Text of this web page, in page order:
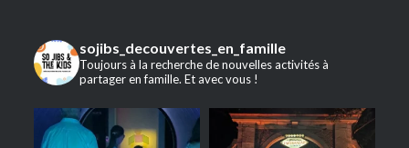
sojibs_decouvertes_en_famille
Toujours à la recherche de nouvelles activités à
partager en famille. Et avec vous !